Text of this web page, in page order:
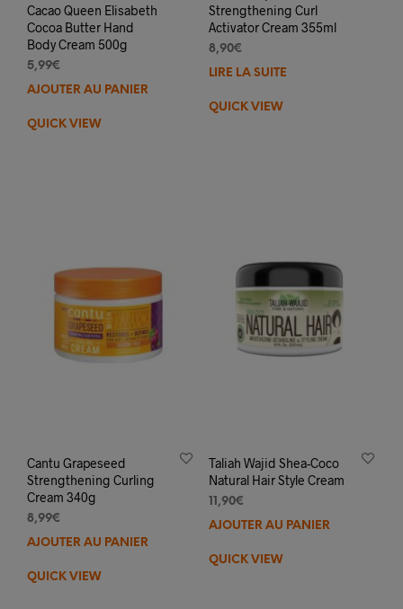
Cacao Queen Elisabeth
Cocoa Butter Hand
Body Cream 500g
5,99€
AJOUTER AU PANIER
QUICK VIEW
Strengthening Curl
Activator Cream 355ml
8,90€
LIRE LA SUITE
QUICK VIEW
Cantu Grapeseed
Strengthening Curling
Cream 340g
8,99€
AJOUTER AU PANIER
QUICK VIEW
Taliah Wajid Shea-Coco
Natural Hair Style Cream
11,90€
AJOUTER AU PANIER
QUICK VIEW